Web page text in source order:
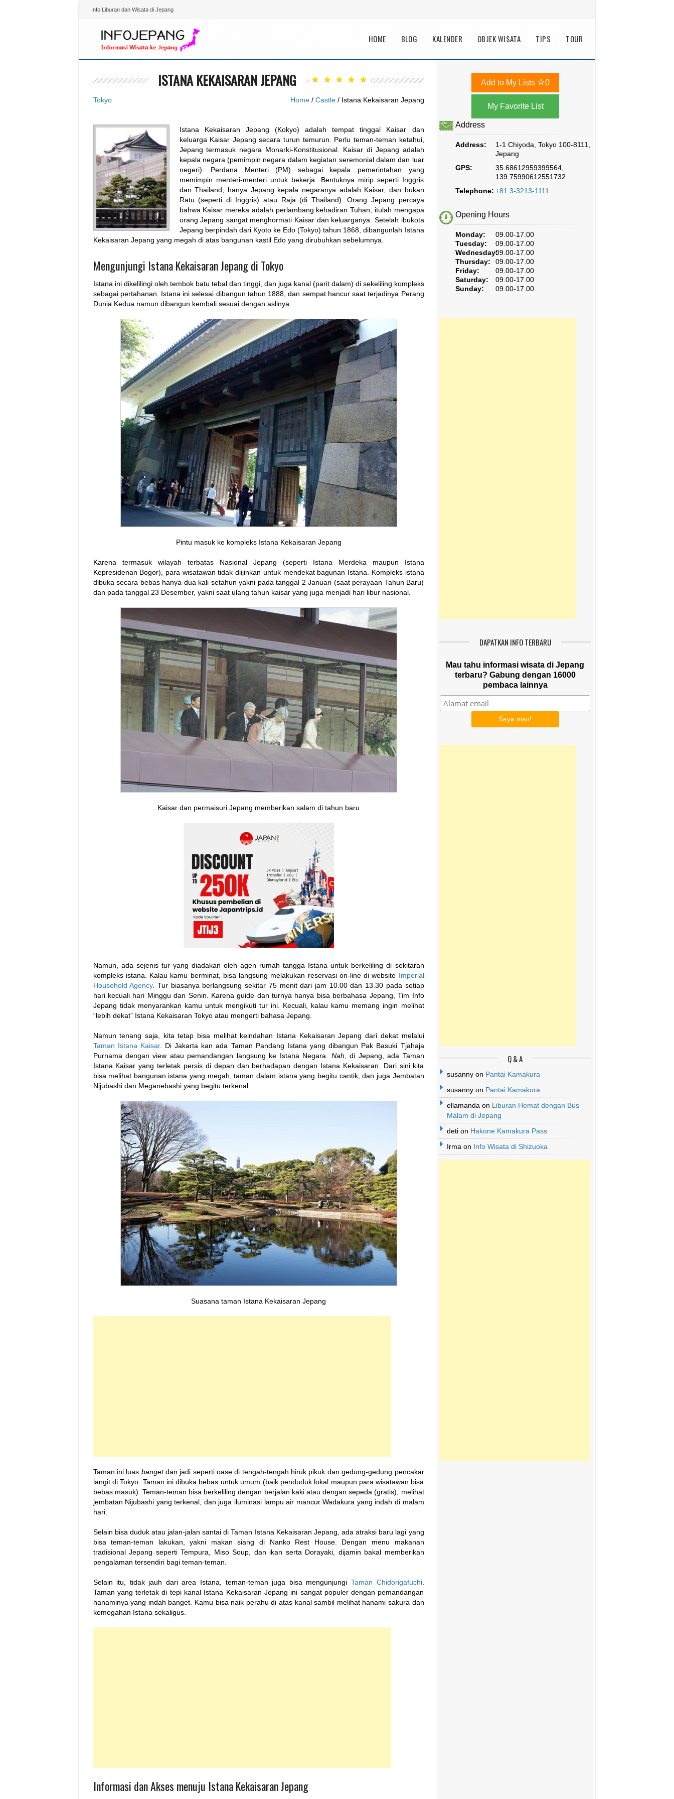
Info Liburan dan Wisata di Jepang
Main menu
HOME BLOG KALENDER OBJEK WISATA TIPS TOUR
ISTANA KEKAISARAN JEPANG
Tokyo Home/ Castle / Istana Kekaisaran Jepang
Istana Kekaisaran Jepang (Kokyo) adalah tempat tinggal Kaisar dan
keluarga Kaisar Jepang secara turun temurun. Perlu teman-teman ketahui,
Jepang termasuk negara Monarki-Konstitusional. Kaisar di Jepang adalah
kepala negara (pemimpin negara dalam kegiatan seremonial dalam dan luar
negeri). Perdana Menteri (PM) sebagai kepala pemerintahan yang
memimpin menteri-menteri untuk bekerja. Bentuknya mirip seperti Inggris
dan Thailand, hanya Jepang kepala negaranya adalah Kaisar, dan bukan
Ratu (seperti di Inggris) atau Raja (di Thailand). Orang Jepang percaya
bahwa Kaisar mereka adalah perlambang kehadiran Tuhan, itulah mengapa
orang Jepang sangat menghormati Kaisar dan keluarganya. Setelah ibukota
Jepang berpindah dari Kyoto ke Edo (Tokyo) tahun 1868, dibangunlah Istana
Kekaisaran Jepang yang megah di atas bangunan kastil Edo yang dirubuhkan sebelumnya.
Mengunjungi Istana Kekaisaran Jepang di Tokyo
Istana ini dikelilingi oleh tembok batu tebal dan tinggi, dan juga kanal (parit dalam) di sekeliling kompleks
sebagai pertahanan. Istana ini selesai dibangun tahun 1888, dan sempat hancur saat terjadinya Perang
Dunia Kedua namun dibangun kembali sesuai dengan aslinya.
Pintu masuk ke kompleks Istana Kekaisaran Jepang
Karena termasuk wilayah terbatas Nasional Jepang (seperti Istana Merdeka maupun Istana
Kepresidenan Bogor), para wisatawan tidak diijinkan untuk mendekat bagunan Istana. Kompleks istana
dibuka secara bebas hanya dua kali setahun yakni pada tanggal 2 Januari (saat perayaan Tahun Baru)
dan pada tanggal 23 Desember, yakni saat ulang tahun kaisar yang juga menjadi hari libur nasional.
Kaisar dan permaisuri Jepang memberikan salam di tahun baru
Namun, ada sejenis tur yang diadakan oleh agen rumah tangga Istana untuk berkeliling di sekitaran
kompleks istana. Kalau kamu berminat, bisa langsung melakukan reservasi on-line di website Imperial
Household Agency. Tur biasanya berlangsung sekitar 75 menit dari jam 10.00 dan 13.30 pada setiap
hari kecuali hari Minggu dan Senin. Karena guide dan turnya hanya bisa berbahasa Jepang, Tim Info
Jepang tidak menyarankan kamu untuk mengikuti tur ini. Kecuali, kalau kamu memang ingin melihat
“lebih dekat” Istana Kekaisaran Tokyo atau mengerti bahasa Jepang.
Namun tenang saja, kita tetap bisa melihat keindahan Istana Kekaisaran Jepang dari dekat melalui
Taman Istana Kaisar. Di Jakarta kan ada Taman Pandang Istana yang dibangun Pak Basuki Tjahaja
Purnama dengan view atau pemandangan langsung ke Istana Negara. Nah , di Jepang, ada Taman
Istana Kaisar yang terletak persis di depan dan berhadapan dengan Istana Kekaisaran. Dari sini kita
bisa melihat bangunan istana yang megah, taman dalam istana yang begitu cantik, dan juga Jembatan
Nijubashi dan Meganebashi yang begitu terkenal.
Suasana taman Istana Kekaisaran Jepang
Taman ini luas bangetdan jadi seperti oase di tengah-tengah hiruk pikuk dan gedung-gedung pencakar
langit di Tokyo. Taman ini dibuka bebas untuk umum (baik penduduk lokal maupun para wisatawan bisa
bebas masuk). Teman-teman bisa berkeliling dengan berjalan kaki atau dengan sepeda (gratis), melihat
jembatan Nijubashi yang terkenal, dan juga iluminasi lampu air mancur Wadakura yang indah di malam
hari.
Selain bisa duduk atau jalan-jalan santai di Taman Istana Kekaisaran Jepang, ada atraksi baru lagi yang
bisa teman-teman lakukan, yakni makan siang di Nanko Rest House. Dengan menu makanan
tradisional Jepang seperti Tempura, Miso Soup, dan ikan serta Dorayaki, dijamin bakal memberikan
pengalaman tersendiri bagi teman-teman.
Selain itu, tidak jauh dari area Istana, teman-teman juga bisa mengunjungi Taman Chidorigafuchi.
Taman yang terletak di tepi kanal Istana Kekaisaran Jepang ini sangat populer dengan pemandangan
hanaminya yang indah banget. Kamu bisa naik perahu di atas kanal sambil melihat hanami sakura dan
kemegahan Istana sekaligus.
Informasi dan Akses menuju Istana Kekaisaran Jepang
Add to My Lists 0
Address
Address:
1-1 Chiyoda, Tokyo 100-8111,
Jepang
GPS:
35.68612959399564,
139.75990612551732
Telephone: +81 3-3213-1111
Opening Hours
Monday:
09.00-17.00
Tuesday:
09.00-17.00
Wednesday:09.00-17.00
Thursday:
09.00-17.00
Friday:
09.00-17.00
Saturday:
09.00-17.00
Sunday:
09.00-17.00
DAPATKAN INFO TERBARU
Mau tahu informasi wisata di Jepang
terbaru? Gabung dengan 16000
pembaca lainnya
Q & A
susannyon Pantai Kamakura
susannyon Pantai Kamakura
ellamanda on Liburan Hemat dengan Bus
Malam di Jepang
detion Hakone Kamakura Pass
Irma on Info Wisata di Shizuoka